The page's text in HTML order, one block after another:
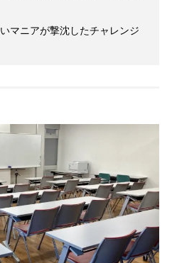
マニアが撃沈したチャレンジ